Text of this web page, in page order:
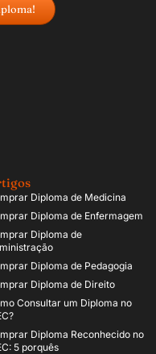
Diploma de Medicina
Diploma de Enfermagem
Diploma de
Diploma de Pedagogia
Diploma de Direito
Consultar um Diploma no
Diploma Reconhecido no
5 porquês